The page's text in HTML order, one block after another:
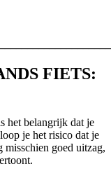
FIETS:
het belangrijk dat je
je het risico dat je
misschien goed uitzag,